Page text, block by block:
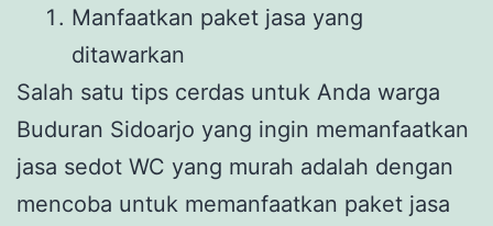
Manfaatkan paket jasa yang
ditawarkan
Salah satu tips cerdas untuk Anda warga
Buduran Sidoarjo yang ingin memanfaatkan
jasa sedot WC yang murah adalah dengan
mencoba untuk memanfaatkan paket jasa